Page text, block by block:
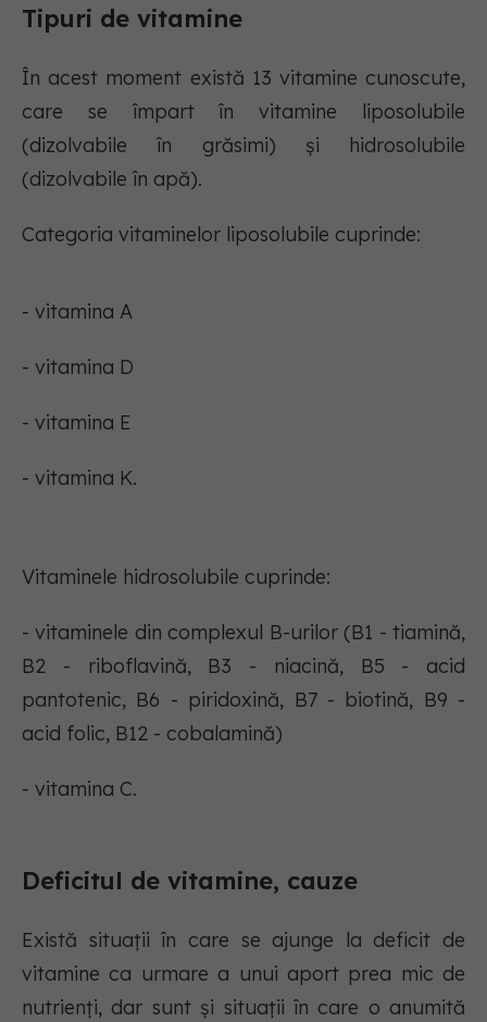
Tipuri de vitamine
În acest moment există 13 vitamine cunoscute,
care se împart în vitamine liposolubile
(dizolvabile în grăsimi) și hidrosolubile
(dizolvabile în apă).
Categoria vitaminelor liposolubile cuprinde:
- vitamina A
- vitamina D
- vitamina E
- vitamina K.
Vitaminele hidrosolubile cuprinde:
- vitaminele din complexul B-urilor (B1 - tiamină,
B2 - riboflavină, B3 - niacină, B5 - acid
pantotenic, B6 - piridoxină, B7 - biotină, B9 -
acid folic, B12 - cobalamină)
- vitamina C.
Deficitul de vitamine, cauze
Există situații în care se ajunge la deficit de
vitamine ca urmare a unui aport prea mic de
nutrienți, dar sunt și situații în care o anumită